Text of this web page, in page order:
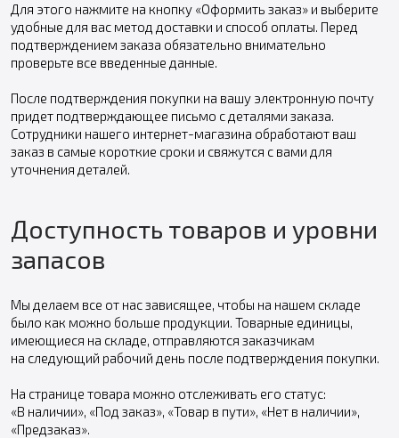
Для этого нажмите на кнопку «Оформить заказ» и выберите
удобные для вас метод доставки и способ оплаты. Перед
подтверждением заказа обязательно внимательно
проверьте все введенные данные.
После подтверждения покупки на вашу электронную почту
придет подтверждающее письмо с деталями заказа.
Сотрудники нашего интернет-магазина обработают ваш
заказ в самые короткие сроки и свяжутся с вами для
уточнения деталей.
Доступность товаров и уровни
запасов
Мы делаем все от нас зависящее, чтобы на нашем складе
было как можно больше продукции. Товарные единицы,
имеющиеся на складе, отправляются заказчикам
на следующий рабочий день после подтверждения покупки.
На странице товара можно отслеживать его статус:
«В наличии», «Под заказ», «Товар в пути», «Нет в наличии»,
«Предзаказ».